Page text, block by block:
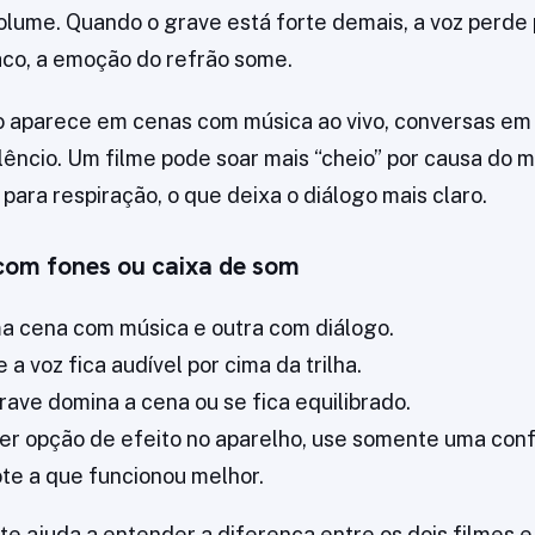
Quando o grave está forte demais, a voz perde
a emoção do refrão some.
aparece em cenas com música ao vivo, conversas
Um filme pode soar mais “cheio” por causa do
respiração, o que deixa o diálogo mais claro.
fones ou caixa de som
cena com música e outra com diálogo.
a voz fica audível por cima da trilha.
domina a cena ou se fica equilibrado.
opção de efeito no aparelho, use somente uma
a que funcionou melhor.